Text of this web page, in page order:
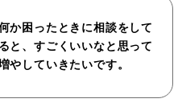
か困ったときに相談をして
と、すごくいいなと思って
やしていきたいです。